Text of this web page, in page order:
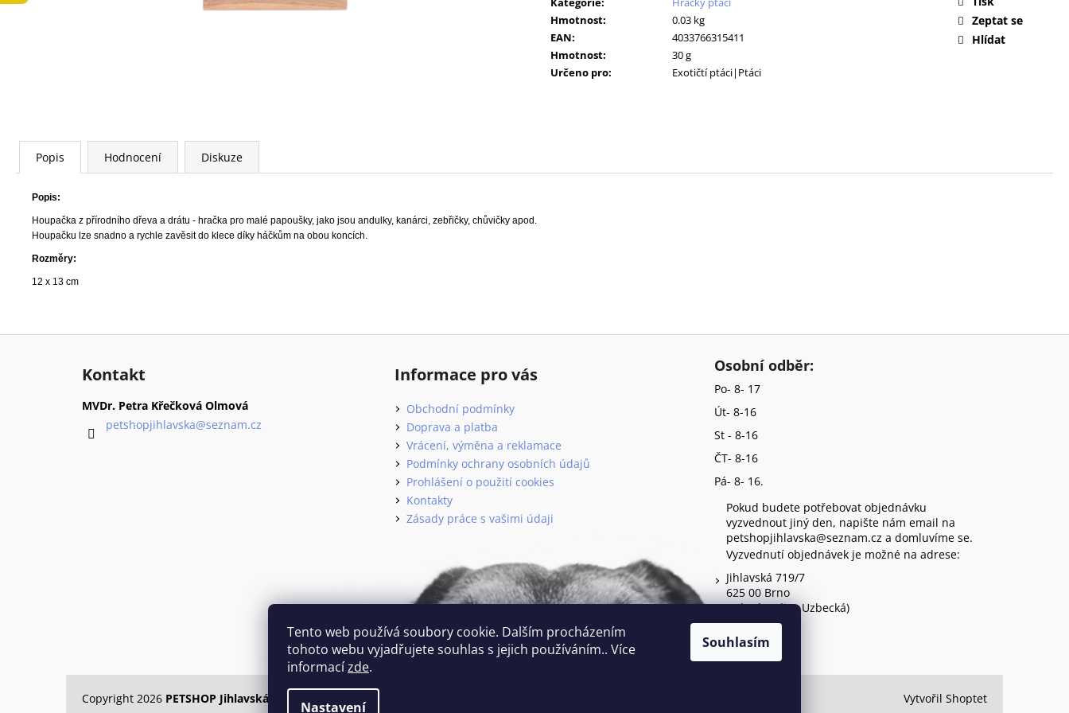
Tento web používá soubory cookie. Dalším procházením
tohoto webu vyjadřujete souhlas s jejich používáním.. Více
informacízde.
Nastavení
Souhlasím
Hmotnost:
0.03 kg
EAN:
4033766315411
Hmotnost:
30 g
Určeno pro: Exotičtí ptáci|Ptáci
Zeptat se
Hlídat
Popis Hodnocení Diskuze
Popis:
Houpačka z přírodního dřeva a drátu - hračka pro malé papoušky, jako jsou andulky, kanárci, zebřičky, chůvičky apod.
Houpačku lze snadno a rychle zavěsit do klece díky háčkům na obou koncích.
Rozměry:
12 x 13 cm
Z
Kontakt
MVDr. Petra Křečková Olmová
petshopjihlavska@seznam.cz
Informace pro vás
Obchodní podmínky
Doprava a platba
Vrácení, výměna a reklamace
Podmínky ochrany osobních údajů
Prohlášení o použití cookies
Kontakty
Zásady práce s vašimi údaji
Osobní odběr:
Po- 8- 17
Út- 8-16
St - 8-16
ČT- 8-16
Pá- 8- 16.
Pokud budete potřebovat objednávku
vyzvednout jiný den, napište nám email na
petshopjihlavska@seznam.cz a domluvíme se.
Vyzvednutí objednávek je možné na adrese:
Jihlavská 719/7
625 00 Brno
(vchod z ulice Uzbecká)
Vytvořil Shoptet
Copyright 2026 PETSHOP Jihlavská . Všechna práva vyhrazena.